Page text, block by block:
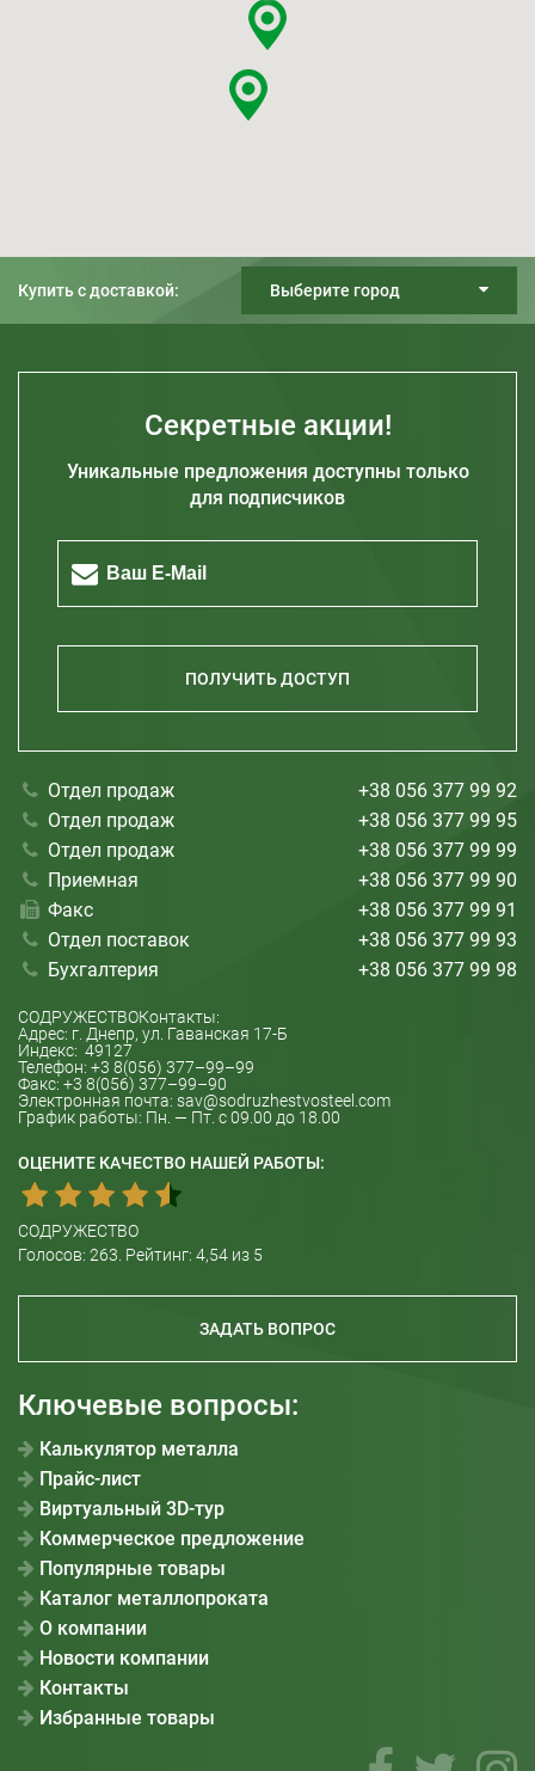
Купить с доставкой: Выберите город
Днепр
Запорожье
Николаев
Секретные акции!
Уникальные предложения доступны только
для подписчиков
ПОЛУЧИТЬ ДОСТУП
Отдел продаж
+38 056 377 99 92
Отдел продаж
+38 056 377 99 95
Отдел продаж
+38 056 377 99 99
Приемная
+38 056 377 99 90
Факс
+38 056 377 99 91
Отдел поставок
+38 056 377 99 93
Бухгалтерия
+38 056 377 99 98
СОДРУЖЕСТВОКонтакты:
Адрес: г. Днепр, ул. Гаванская 17-Б
Индекс: 49127
Телефон: +3 8(056) 377–99–99
Факс: +3 8(056) 377–99–90
Электронная почта: sav@sodruzhestvosteel.com
График работы: Пн. — Пт. с 09.00 до 18.00
ОЦЕНИТЕ КАЧЕСТВО НАШЕЙ РАБОТЫ:
СОДРУЖЕСТВО
Голосов: 263 . Рейтинг: 4,54 из 5
ЗАДАТЬ ВОПРОС
Ключевые вопросы:
Калькулятор металла
Прайс-лист
Виртуальный 3D-тур
Коммерческое предложение
Популярные товары
Каталог металлопроката
О компании
Новости компании
Контакты
Избранные товары